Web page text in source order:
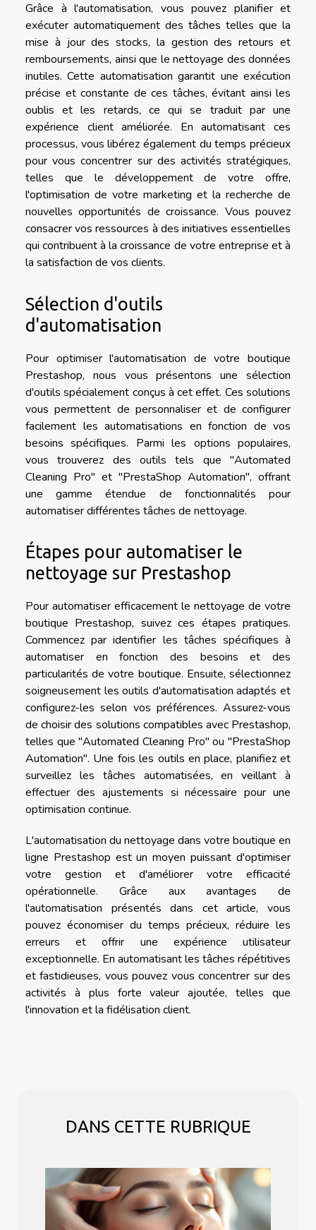
Grâce à l'automatisation, vous pouvez planifier et
exécuter automatiquement des tâches telles que la
mise à jour des stocks, la gestion des retours et
remboursements, ainsi que le nettoyage des données
inutiles. Cette automatisation garantit une exécution
précise et constante de ces tâches, évitant ainsi les
oublis et les retards, ce qui se traduit par une
expérience client améliorée. En automatisant ces
processus, vous libérez également du temps précieux
pour vous concentrer sur des activités stratégiques,
telles que le développement de votre offre,
l'optimisation de votre marketing et la recherche de
nouvelles opportunités de croissance. Vous pouvez
consacrer vos ressources à des initiatives essentielles
qui contribuent à la croissance de votre entreprise et à
la satisfaction de vos clients.
Sélection d'outils
d'automatisation
Pour optimiser l'automatisation de votre boutique
Prestashop, nous vous présentons une sélection
d'outils spécialement conçus à cet effet. Ces solutions
vous permettent de personnaliser et de configurer
facilement les automatisations en fonction de vos
besoins spécifiques. Parmi les options populaires,
vous trouverez des outils tels que "Automated
Cleaning Pro" et "PrestaShop Automation", offrant
une gamme étendue de fonctionnalités pour
automatiser différentes tâches de nettoyage.
Étapes pour automatiser le
nettoyage sur Prestashop
Pour automatiser efficacement le nettoyage de votre
boutique Prestashop, suivez ces étapes pratiques.
Commencez par identifier les tâches spécifiques à
automatiser en fonction des besoins et des
particularités de votre boutique. Ensuite, sélectionnez
soigneusement les outils d'automatisation adaptés et
configurez-les selon vos préférences. Assurez-vous
de choisir des solutions compatibles avec Prestashop,
telles que "Automated Cleaning Pro" ou "PrestaShop
Automation". Une fois les outils en place, planifiez et
surveillez les tâches automatisées, en veillant à
effectuer des ajustements si nécessaire pour une
optimisation continue.
L'automatisation du nettoyage dans votre boutique en
ligne Prestashop est un moyen puissant d'optimiser
votre gestion et d'améliorer votre efficacité
opérationnelle. Grâce aux avantages de
l'automatisation présentés dans cet article, vous
pouvez économiser du temps précieux, réduire les
erreurs et offrir une expérience utilisateur
exceptionnelle. En automatisant les tâches répétitives
et fastidieuses, vous pouvez vous concentrer sur des
activités à plus forte valeur ajoutée, telles que
l'innovation et la fidélisation client.
DANS CETTE RUBRIQUE